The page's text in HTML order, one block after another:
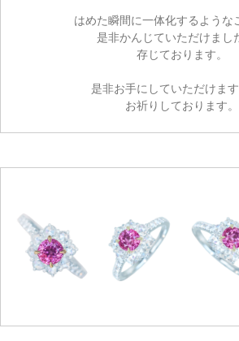
はめた瞬間に一体化するような
是非かんじていただけまし
存じております。
是非お手にしていただけま
お祈りしております。
カートを見る
お買い物を続ける